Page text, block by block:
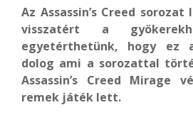
Az Assassin’s Creed
visszatért a
egyetérthetünk, hogy ez
dolog ami a sorozattal
Assassin’s Creed Mirage
remek játék lett.